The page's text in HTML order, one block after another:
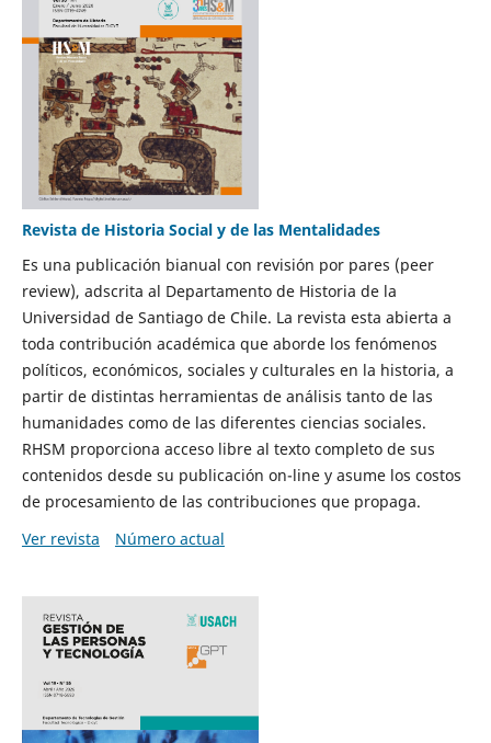
Revista de Historia Social y de las Mentalidades
Es una publicación bianual con revisión por pares (peer
review), adscrita al Departamento de Historia de la
Universidad de Santiago de Chile. La revista esta abierta a
toda contribución académica que aborde los fenómenos
políticos, económicos, sociales y culturales en la historia, a
partir de distintas herramientas de análisis tanto de las
humanidades como de las diferentes ciencias sociales.
RHSM proporciona acceso libre al texto completo de sus
contenidos desde su publicación on-line y asume los costos
de procesamiento de las contribuciones que propaga.
Ver revista
Número actual